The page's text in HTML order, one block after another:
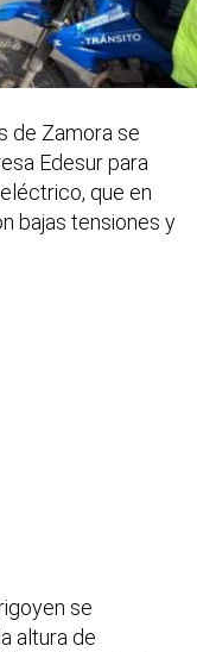
de Zamora se
Edesur para
que en
bajas tensiones y
se
altura de